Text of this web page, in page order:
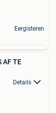
Eergisteren
AF TE
Details